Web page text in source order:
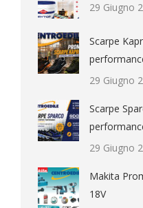
29 Giugno
Scarpe
29 Giugno
Scarpe
29 Giugno
Makita
18V